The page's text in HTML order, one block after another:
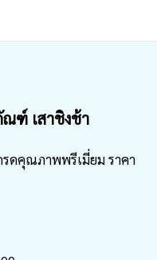
ฑ์ เสาชิงช้า
ดคุณภาพพรีเมี่ยม ราคา